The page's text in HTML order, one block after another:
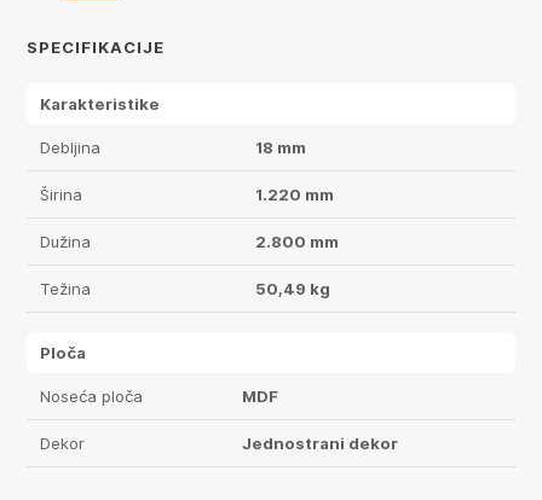
SPECIFIKACIJE
Karakteristike
Debljina 18 mm
Širina 1.220 mm
Dužina 2.800 mm
Težina 50,49 kg
Ploča
Noseća ploča MDF
Dekor Jednostrani dekor